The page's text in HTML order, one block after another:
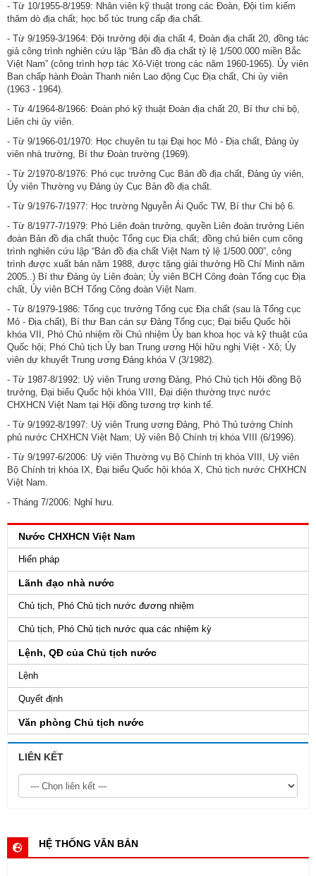
- Từ 10/1955-8/1959: Nhân viên kỹ thuật trong các Đoàn, Đội tìm kiếm
thăm dò địa chất; học bổ túc trung cấp địa chất.
- Từ 9/1959-3/1964: Đội trưởng đội địa chất 4, Đoàn địa chất 20, đồng tác
giả công trình nghiên cứu lập “Bản đồ địa chất tỷ lệ 1/500.000 miền Bắc
Việt Nam” (công trình hợp tác Xô-Việt trong các năm 1960-1965). Ủy viên
Ban chấp hành Đoàn Thanh niên Lao động Cục Địa chất, Chi ủy viên
(1963 - 1964).
- Từ 4/1964-8/1966: Đoàn phó kỹ thuật Đoàn địa chất 20, Bí thư chi bộ,
Liên chi ủy viên.
- Từ 9/1966-01/1970: Học chuyên tu tại Đại học Mỏ - Địa chất, Đảng ủy
viên nhà trường, Bí thư Đoàn trường (1969).
- Từ 2/1970-8/1976: Phó cục trưởng Cục Bản đồ địa chất, Đảng ủy viên,
Ủy viên Thường vụ Đảng ủy Cục Bản đồ địa chất.
- Từ 9/1976-7/1977: Học trường Nguyễn Ái Quốc TW, Bí thư Chi bộ 6.
- Từ 8/1977-7/1979: Phó Liên đoàn trưởng, quyền Liên đoàn trưởng Liên
đoàn Bản đồ địa chất thuộc Tổng cục Địa chất; đồng chủ biên cụm công
trình nghiên cứu lập “Bản đồ địa chất Việt Nam tỷ lệ 1/500.000”, công
trình được xuất bản năm 1988, được tặng giải thưởng Hồ Chí Minh năm
2005..) Bí thư Đảng ủy Liên đoàn; Ủy viên BCH Công đoàn Tổng cục Địa
chất, Ủy viên BCH Tổng Công đoàn Việt Nam.
- Từ 8/1979-1986: Tổng cục trưởng Tổng cục Địa chất (sau là Tổng cục
Mỏ - Địa chất), Bí thư Ban cán sự Đảng Tổng cục; Đại biểu Quốc hội
khóa VII, Phó Chủ nhiệm rồi Chủ nhiệm Ủy ban khoa học và kỹ thuật của
Quốc hội; Phó Chủ tịch Ủy ban Trung ương Hội hữu nghị Việt - Xô; Ủy
viên dự khuyết Trung ương Đảng khóa V (3/1982).
- Từ 1987-8/1992: Uỷ viên Trung ương Đảng, Phó Chủ tịch Hội đồng Bộ
trưởng, Đại biểu Quốc hội khóa VIII, Đại diện thường trực nước
CHXHCN Việt Nam tại Hội đồng tương trợ kinh tế.
- Từ 9/1992-8/1997: Uỷ viên Trung ương Đảng, Phó Thủ tướng Chính
phủ nước CHXHCN Việt Nam; Uỷ viên Bộ Chính trị khóa VIII (6/1996).
- Từ 9/1997-6/2006: Uỷ viên Thường vụ Bộ Chính trị khóa VIII, Uỷ viên
Bộ Chính trị khóa IX, Đại biểu Quốc hội khóa X, Chủ tịch nước CHXHCN
Việt Nam.
- Tháng 7/2006: Nghỉ hưu.
Nước CHXHCN Việt Nam
Hiến pháp
Lãnh đạo nhà nước
Chủ tịch, Phó Chủ tịch nước đương nhiệm
Chủ tịch, Phó Chủ tịch nước qua các nhiệm kỳ
Lệnh, QĐ của Chủ tịch nước
Lệnh
Quyết định
Văn phòng Chủ tịch nước
LIÊN KẾT
HỆ THỐNG VĂN BẢN